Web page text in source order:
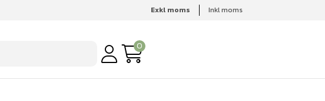
Exkl moms Inkl moms
0